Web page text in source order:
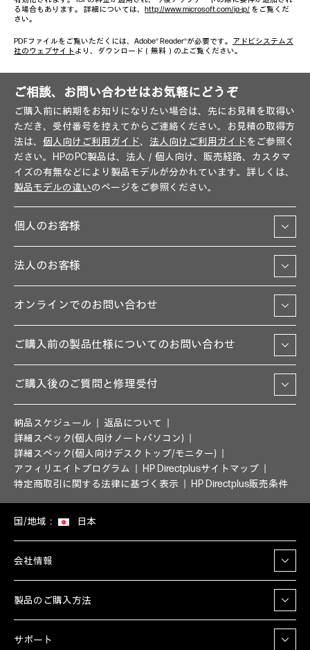
る場合もあります。 詳細については、 http://www.microsoft.com/ja-jp/ をご覧くだ
さい。
PDFファイルをご覧いただくには、Adobe® Reader®が必要です。 アドビシステムズ
社のウェブサイト より、ダウンロード（無料）の上ご覧ください。
ご相談、お問い合わせはお気軽にどうぞ
ご購入前に納期をお知りになりたい場合は、先にお見積を取得い
ただき、受付番号を控えてからご連絡ください。お見積の取得方
法は、 個人向けご利用ガイド、 法人向けご利用ガイドをご参照く
ださい。HPのPC製品は、法人／個人向け、販売経路、カスタマ
イズの有無などにより製品モデルが分かれています。詳しくは、
製品モデルの違いのページをご参照ください。
個人のお客様
法人のお客様
オンラインでのお問い合わせ
ご購入前の製品仕様についてのお問い合わせ
ご購入後のご質問と修理受付
納品スケジュール
返品について
詳細スペック(個人向けノートパソコン)
詳細スペック(個人向けデスクトップ/モニター)
アフィリエイトプログラム
HP Directplusサイトマップ
特定商取引に関する法律に基づく表示
HP Directplus販売条件
国/地域： 日本
会社情報
製品のご購入方法
サポート